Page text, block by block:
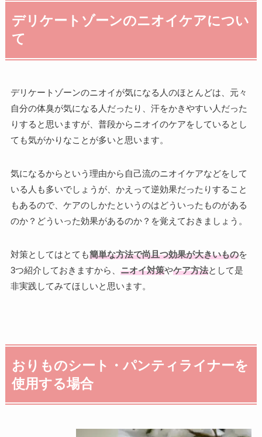
デリケートゾーンのニオイケアについ
て
デリケートゾーンのニオイが気になる人のほとんどは、元々
自分の体臭が気になる人だったり、汗をかきやすい人だった
りすると思いますが、普段からニオイのケアをしているとし
ても気がかりなことが多いと思います。
気になるからという理由から自己流のニオイケアなどをして
いる人も多いでしょうが、かえって逆効果だったりすること
もあるので、ケアのしかたというのはどういったものがある
のか？どういった効果があるのか？を覚えておきましょう。
対策としてはとても簡単な方法で尚且つ効果が大きいものを
3つ紹介しておきますから、 ニオイ対策やケア方法として是
非実践してみてほしいと思います。
おりものシート・パンティライナーを
使用する場合